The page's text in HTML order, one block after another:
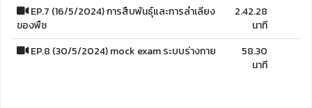
EP.7 (16/5/2024) การสืบพันธุ์และการลำเลียง
ของพืช
2.42.28
นาที
EP.8 (30/5/2024) mock exam ระบบร่างกาย
58.30
นาที